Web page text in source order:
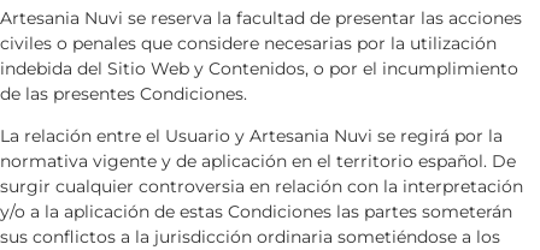
Artesania Nuvi se reserva la facultad de presentar las acciones
civiles o penales que considere necesarias por la utilización
indebida del Sitio Web y Contenidos, o por el incumplimiento
de las presentes Condiciones.
La relación entre el Usuario y Artesania Nuvi se regirá por la
normativa vigente y de aplicación en el territorio español. De
surgir cualquier controversia en relación con la interpretación
y/o a la aplicación de estas Condiciones las partes someterán
sus conflictos a la jurisdicción ordinaria sometiéndose a los